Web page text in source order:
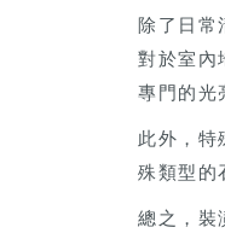
除了日常
對於室內
專門的光
此外，特
殊類型的
總之，裝